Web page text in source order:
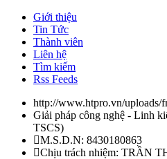
Giới thiệu
Tin Tức
Thành viên
Liên hệ
Tìm kiếm
Rss Feeds
http://www.htpro.vn/uploads/
Giải pháp công nghệ - Linh
TSCS)
M.S.D.N: 8430180863
Chịu trách nhiệm: TRẦN